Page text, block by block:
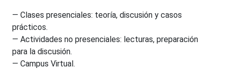
— Clases presenciales: teoría, discusión y casos
prácticos.
— Actividades no presenciales: lecturas, preparación
para la discusión.
— Campus Virtual.